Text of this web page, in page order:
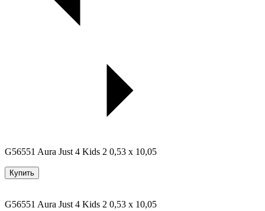
G56551 Aura Just 4 Kids 2 0,53 x 10,05
Купить
G56551 Aura Just 4 Kids 2 0,53 x 10,05